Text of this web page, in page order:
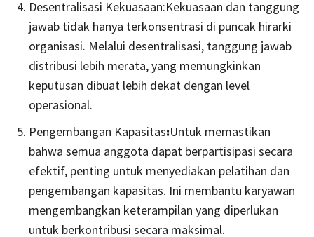
Desentralisasi Kekuasaan:Kekuasaan dan tanggung
jawab tidak hanya terkonsentrasi di puncak hirarki
organisasi. Melalui desentralisasi, tanggung jawab
distribusi lebih merata, yang memungkinkan
keputusan dibuat lebih dekat dengan level
operasional.
Pengembangan Kapasitas:Untuk memastikan
bahwa semua anggota dapat berpartisipasi secara
efektif, penting untuk menyediakan pelatihan dan
pengembangan kapasitas. Ini membantu karyawan
mengembangkan keterampilan yang diperlukan
untuk berkontribusi secara maksimal.